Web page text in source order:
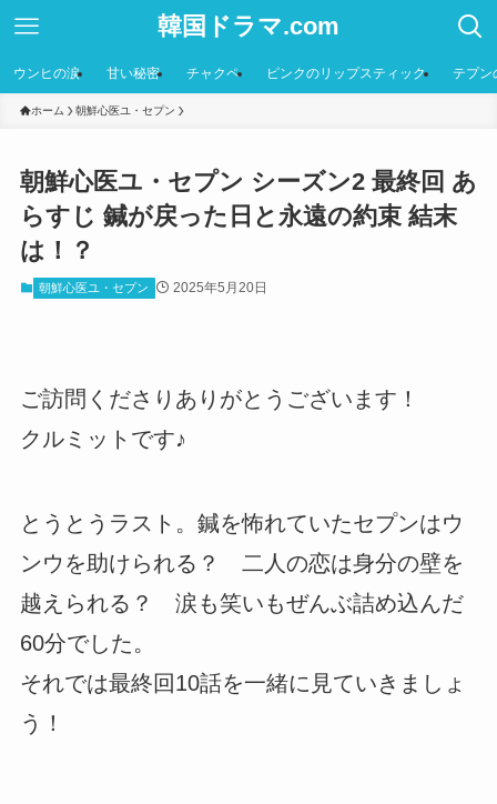
韓国ドラマ.com
ウンヒの涙 甘い秘密 チャクペ ピンクのリップスティック テプン
ホーム 朝鮮心医ユ・セプン
朝鮮心医ユ・セプン シーズン2 最終回 あ
らすじ 鍼が戻った日と永遠の約束 結末
は！？
朝鮮心医ユ・セプン 2025年5月20日
ご訪問くださりありがとうございます！
クルミットです♪
とうとうラスト。鍼を怖れていたセプンはウ
ンウを助けられる？ 二人の恋は身分の壁を
越えられる？ 涙も笑いもぜんぶ詰め込んだ
60分でした。
それでは最終回10話を一緒に見ていきましょ
う！